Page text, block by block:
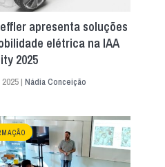
apresenta soluções
elétrica na IAA
2025
| Nádia Conceição